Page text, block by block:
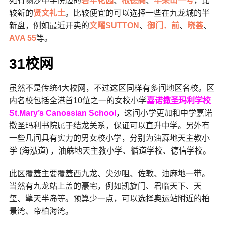
较新的贤文礼士。比较便宜的可以选择一些在九龙城的半
新盘，例如最近开卖的文曜SUTTON 、 御门．前、 晓荟、
AVA 55等。
31校网
虽然不是传统4大校网，不过这区同样有多间地区名校。区
内名校包括全港首10位之一的女校小学嘉诺撒圣玛利学校
St.Mary’s Canossian School ，这间小学更加和中学嘉诺
撒圣玛利书院属于结龙关系，保证可以直升中学。另外有
一些几间具有实力的男女校小学，分别为油蔴地天主教小
学 (海泓道) ，油蔴地天主教小学、循道学校、德信学校。
此区覆蓋主要覆蓋西九龙、尖沙咀、佐敦、油麻地一带。
当然有九龙站上盖的豪宅，例如凯旋门、君临天下、天
玺、擎天半岛等。预算少一点，可以选择奥运站附近的柏
景湾、帝柏海湾。